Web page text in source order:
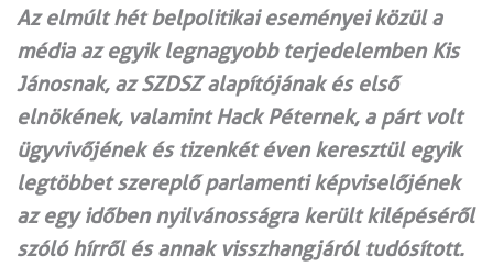
Az elmúlt hét belpolitikai eseményei közül a
média az egyik legnagyobb terjedelemben Kis
Jánosnak, az SZDSZ alapítójának és első
elnökének, valamint Hack Péternek, a párt volt
ügyvivőjének és tizenkét éven keresztül egyik
legtöbbet szereplő parlamenti képviselőjének
az egy időben nyilvánosságra került kilépéséről
szóló hírről és annak visszhangjáról tudósított.